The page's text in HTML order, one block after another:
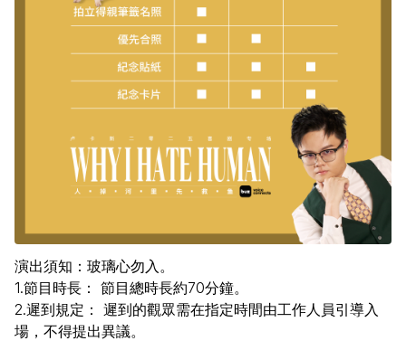
演出須知：玻璃心勿入。
1.節目時長： 節目總時長約70分鐘。
2.遲到規定： 遲到的觀眾需在指定時間由工作人員引導入
場，不得提出異議。